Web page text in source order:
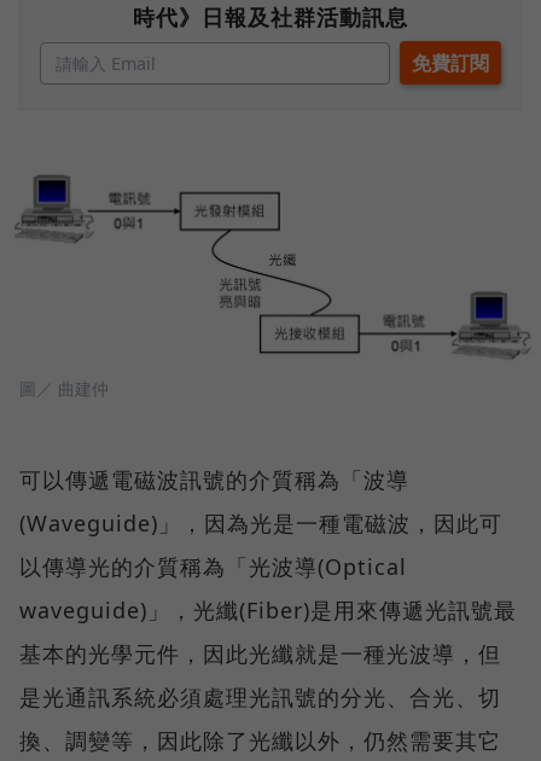
時代》日報及社群活動訊息
圖／ 曲建仲
可以傳遞電磁波訊號的介質稱為「波導
(Waveguide)」，因為光是一種電磁波，因此可
以傳導光的介質稱為「光波導(Optical
waveguide)」，光纖(Fiber)是用來傳遞光訊號最
基本的光學元件，因此光纖就是一種光波導，但
是光通訊系統必須處理光訊號的分光、合光、切
換、調變等，因此除了光纖以外，仍然需要其它